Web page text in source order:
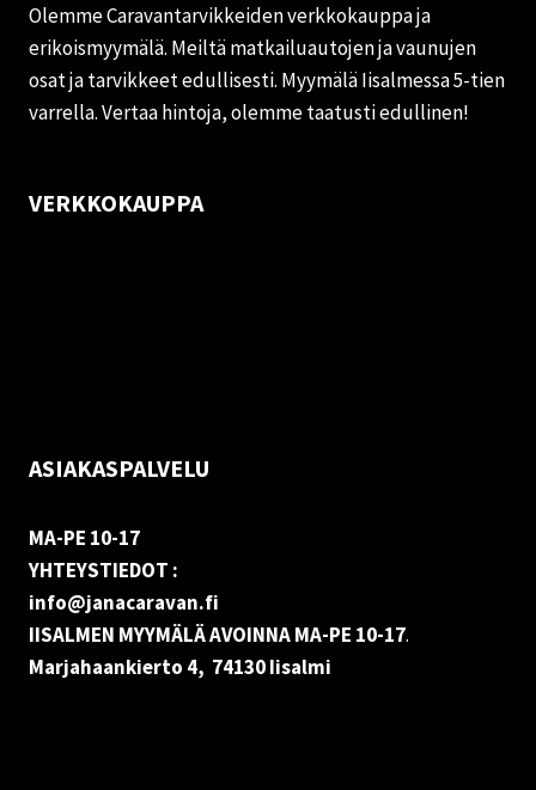
Olemme Caravantarvikkeiden verkkokauppa ja
erikoismyymälä. Meiltä matkailuautojen ja vaunujen
osat ja tarvikkeet edullisesti. Myymälä Iisalmessa 5-tien
varrella. Vertaa hintoja, olemme taatusti edullinen!
VERKKOKAUPPA
ASIAKASPALVELU
MA-PE 10-17
YHTEYSTIEDOT :
info@janacaravan.fi
IISALMEN MYYMÄLÄ AVOINNA MA-PE 10-17.
Marjahaankierto 4, 74130 Iisalmi